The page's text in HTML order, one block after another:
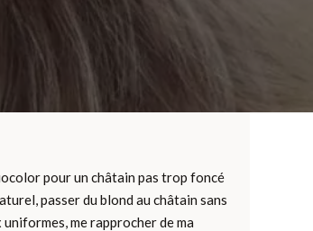
pour un châtain pas trop foncé
passer du blond au châtain sans
me rapprocher de ma